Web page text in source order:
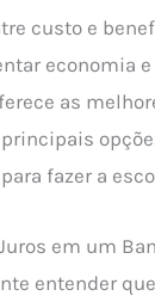
custo e
economia
as
fazer a
em um
entender